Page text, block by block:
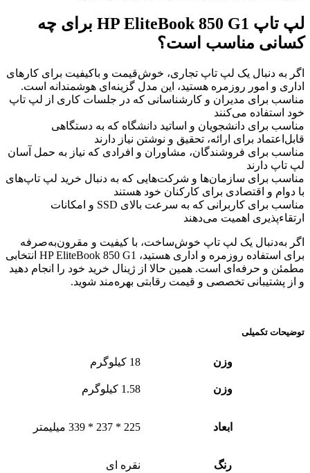
لپ تاپ HP EliteBook 850 G1 برای چه
کسانی مناسب است؟
اگر به دنبال یک لپ تاپ تجاری، خوش‌قیمت و باکیفیت برای کارهای
اداری و امور روزمره هستید، این مدل گزینه‌ای هوشمندانه است.
مناسب برای مدیران و کارشناسانی که در جلسات کاری از لپ تاپ
خود استفاده می‌کنند
مناسب برای دانشجویان و اساتید دانشگاه که به دستگاهی
قابل‌اعتماد برای ارائه، تحقیق و نوشتن نیاز دارند
مناسب برای فروشندگان، مشاوران و افرادی که نیاز به حمل آسان
لپ تاپ دارند
مناسب برای سازمان‌ها و شرکت‌هایی که به دنبال خرید لپ تاپ‌های
با دوام و اقتصادی برای کارکنان خود هستند
مناسب برای کاربرانی که به سرعت بالای SSD و امکانات
ارتقاءپذیری اهمیت می‌دهند
اگر به‌دنبال یک لپ تاپ خوش‌ساخت، با کیفیت و مقرون‌به‌صرفه
برای استفاده روزمره و اداری هستید، HP EliteBook 850 G1 انتخابی
مطمئن و حرفه‌ای است. همین حالا از ژینال خرید خود را انجام دهید
و از پشتیبانی تخصصی و قیمت رقابتی بهره‌مند شوید.
توضیحات تکمیلی
وزن 18 کیلوگرم
وزن 1.58 کیلوگرم
ابعاد 225 * 237 * 339 میلیمتر
رنگ نقره ای